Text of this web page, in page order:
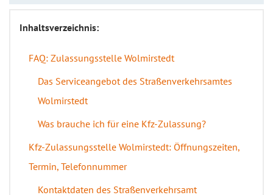
Inhaltsverzeichnis:
FAQ: Zulassungsstelle Wolmirstedt
Das Serviceangebot des Straßenverkehrsamtes
Wolmirstedt
Was brauche ich für eine Kfz-Zulassung?
Kfz-Zulassungsstelle Wolmirstedt: Öffnungszeiten,
Termin, Telefonnummer
Kontaktdaten des Straßenverkehrsamt